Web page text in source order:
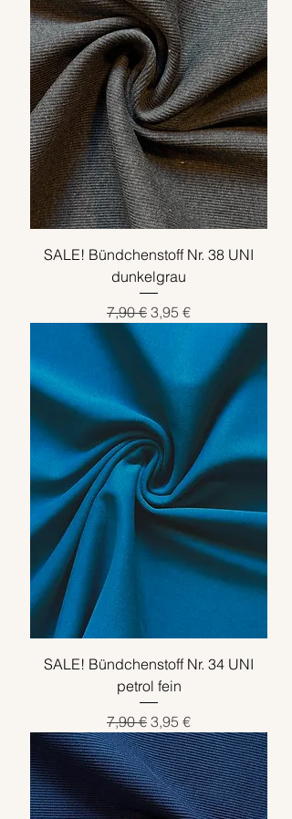
SALE! Bündchenstoff Nr. 38 UNI
dunkelgrau
Standardpreis
7,90 € Sale-Preis
3,95 €
SALE! Bündchenstoff Nr. 34 UNI
petrol fein
Standardpreis
7,90 € Sale-Preis
3,95 €